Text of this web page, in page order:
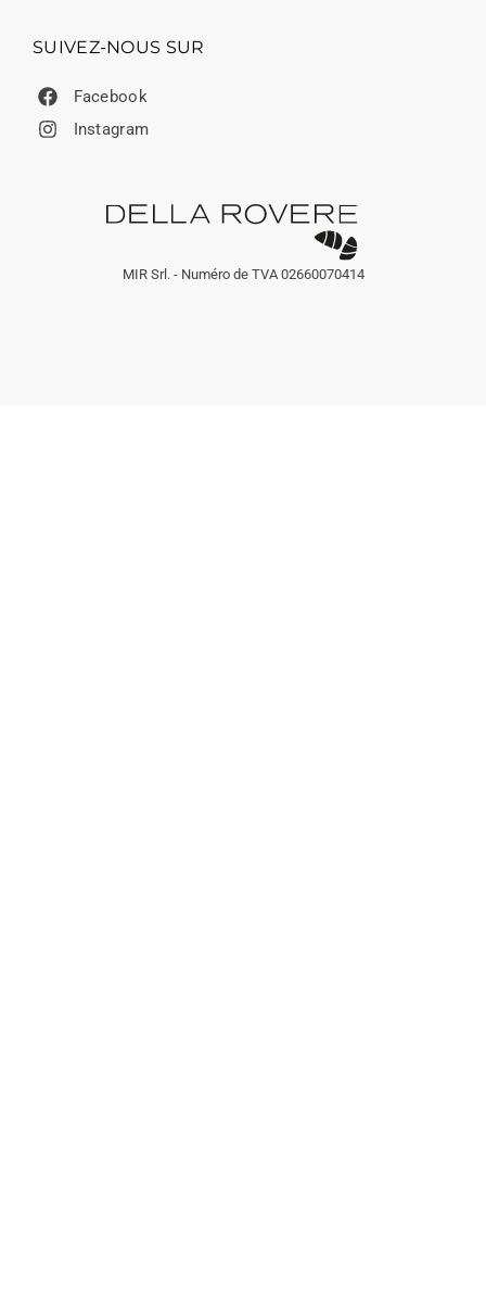
SUIVEZ-NOUS SUR
Facebook
Instagram
MIR Srl. - Numéro de TVA 02660070414